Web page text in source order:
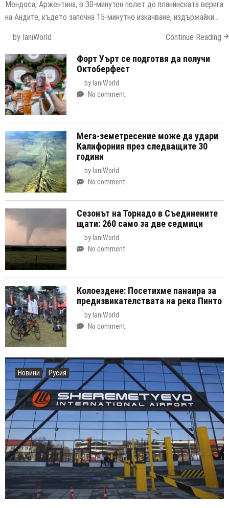
Мендоса, Аржентина, в 30-минутен полет до планинската верига
на Андите, където започна 15-минутно изкачване, издържайки…
by IaniWorld Continue Reading
Форт Уърт се подготвя да получи
Октоберфест
by IaniWorld
No comment
Мега-земетресение може да удари
Калифорния през следващите 30
години
by IaniWorld
No comment
Сезонът на Торнадо в Съединените
щати: 260 само за две седмици
by IaniWorld
No comment
Колоездене: Посетихме панаира за
предизвикателствата на река Пинто
by IaniWorld
No comment
Новини Русия